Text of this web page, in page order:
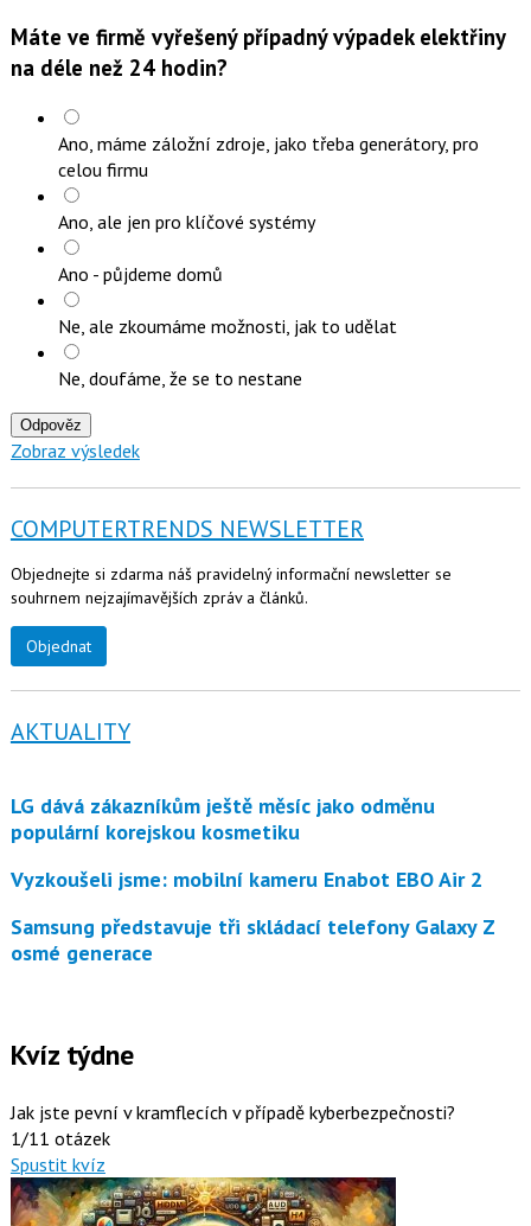
Máte ve firmě vyřešený případný výpadek elektřiny
na déle než 24 hodin?
Ano, máme záložní zdroje, jako třeba generátory, pro
celou firmu
Ano, ale jen pro klíčové systémy
Ano - půjdeme domů
Ne, ale zkoumáme možnosti, jak to udělat
Ne, doufáme, že se to nestane
Odpověz
Zobraz výsledek
COMPUTERTRENDS NEWSLETTER
Objednejte si zdarma náš pravidelný informační newsletter se
souhrnem nejzajímavějších zpráv a článků.
Objednat
AKTUALITY
LG dává zákazníkům ještě měsíc jako odměnu
populární korejskou kosmetiku
Vyzkoušeli jsme: mobilní kameru Enabot EBO Air 2
Samsung představuje tři skládací telefony Galaxy Z
osmé generace
Kvíz týdne
Jak jste pevní v kramflecích v případě kyberbezpečnosti?
1/11 otázek
Spustit kvíz